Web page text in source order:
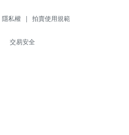
隱私權 | 拍賣使用規範
交易安全